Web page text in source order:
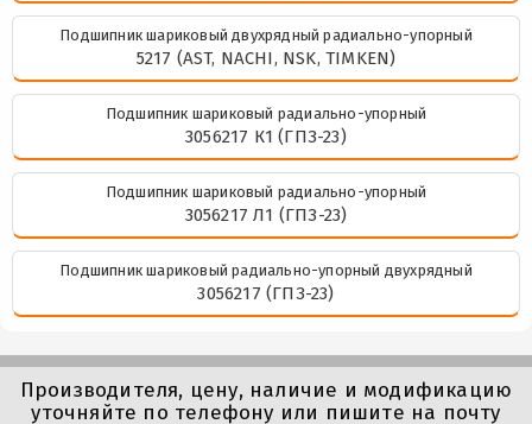
Подшипник шариковый двухрядный радиально-упорный
5217 (AST, NACHI, NSK, TIMKEN)
Подшипник шариковый радиально-упорный
3056217 К1 (ГПЗ-23)
Подшипник шариковый радиально-упорный
3056217 Л1 (ГПЗ-23)
Подшипник шариковый радиально-упорный двухрядный
3056217 (ГПЗ-23)
Производителя, цену, наличие и модификацию
уточняйте по телефону или пишите на почту